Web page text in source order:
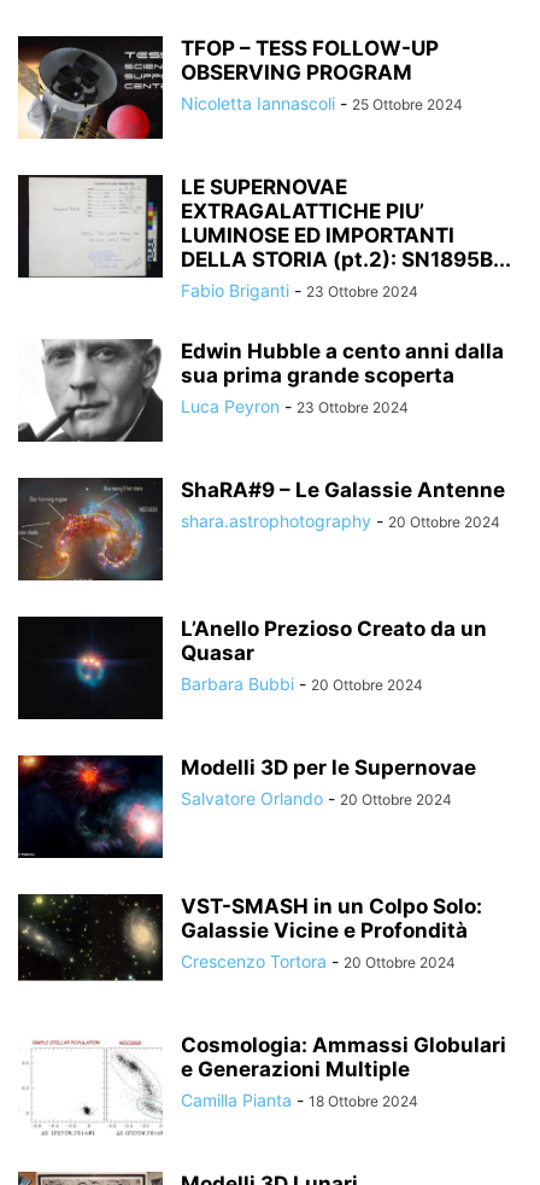
TFOP – TESS FOLLOW-UP
OBSERVING PROGRAM
Nicoletta Iannascoli - 25 Ottobre 2024
LE SUPERNOVAE
EXTRAGALATTICHE PIU’
LUMINOSE ED IMPORTANTI
DELLA STORIA (pt.2): SN1895B...
Fabio Briganti - 23 Ottobre 2024
Edwin Hubble a cento anni dalla
sua prima grande scoperta
Luca Peyron - 23 Ottobre 2024
ShaRA#9 – Le Galassie Antenne
shara.astrophotography - 20 Ottobre 2024
L’Anello Prezioso Creato da un
Quasar
Barbara Bubbi - 20 Ottobre 2024
Modelli 3D per le Supernovae
Salvatore Orlando - 20 Ottobre 2024
VST-SMASH in un Colpo Solo:
Galassie Vicine e Profondità
Crescenzo Tortora - 20 Ottobre 2024
Cosmologia: Ammassi Globulari
e Generazioni Multiple
Camilla Pianta - 18 Ottobre 2024